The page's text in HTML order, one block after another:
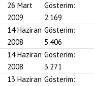
26 Mart
2009
Gösterim:
2.169
14 Haziran
2008
Gösterim:
5.406
14 Haziran
2008
Gösterim:
3.271
13 Haziran Gösterim: